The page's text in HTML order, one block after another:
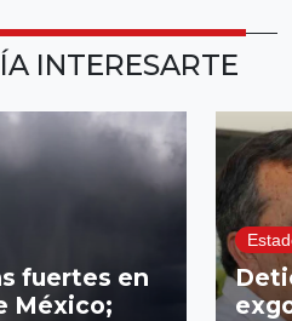
INTERESARTE
fuertes en
México;